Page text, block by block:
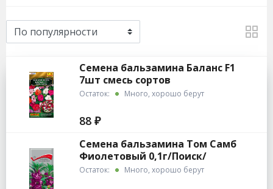
Семена бальзамина Баланс F1
7шт смесь сортов
Остаток: Много, хорошо берут
88 ₽
Семена бальзамина Том Самб
Фиолетовый 0,1г/Поиск/
Остаток: Много, хорошо берут